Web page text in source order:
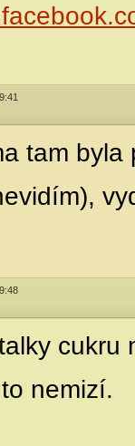
tam byla
cukru
nemizí.